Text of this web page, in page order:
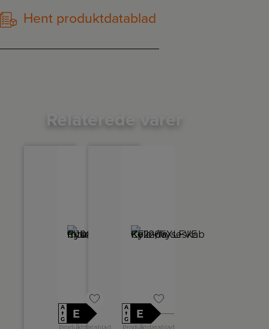
Hent produktdatablad
Relaterede varer
A
↑
G
E
A
↑
G
E